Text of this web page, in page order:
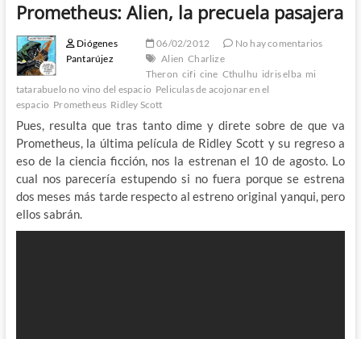
Prometheus: Alien, la precuela pasajera
Diógenes
Pantarújez
06/02/2012
No hay comentarios
Alien Charlize
Theron cifi cine Cthulhu idris elba mi
tatarabuelo no vino del espacio Peliculas de acojonar en el
espacio Prometheus Ridley Scott
Pues, resulta que tras tanto dime y direte sobre de que va
Prometheus, la última película de Ridley Scott y su regreso a
eso de la ciencia ficción, nos la estrenan el 10 de agosto. Lo
cual nos parecería estupendo si no fuera porque se estrena
dos meses más tarde respecto al estreno original yanqui, pero
ellos sabrán.